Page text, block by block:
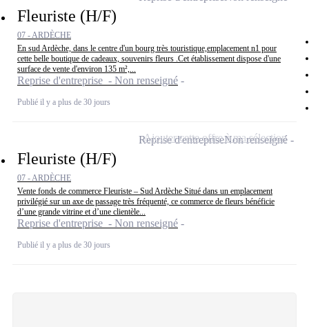
Fleuriste (H/F)
07 - ARDÈCHE
En sud Ardèche, dans le centre d'un bourg très touristique,emplacement n1 pour
cette belle boutique de cadeaux, souvenirs fleurs .Cet établissement dispose d'une
surface de vente d'environ 135 m²,...
Reprise d'entreprise - Non renseigné
Publié il y a plus de 30 jours
Fleuriste (H/F)
07 - ARDÈCHE
Vente fonds de commerce Fleuriste – Sud Ardèche Situé dans un emplacement
privilégié sur un axe de passage très fréquenté, ce commerce de fleurs bénéficie
d’une grande vitrine et d’une clientèle...
Reprise d'entreprise - Non renseigné
Publié il y a plus de 30 jours
Reprise d'entrepriseNon renseigné
Ajouter cette offre à ma sélection